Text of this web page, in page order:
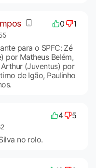
0 1
para o SPFC: Zé
por Matheus Belém,
(Juventus) por
de Igão, Paulinho
4 5
no rolo.